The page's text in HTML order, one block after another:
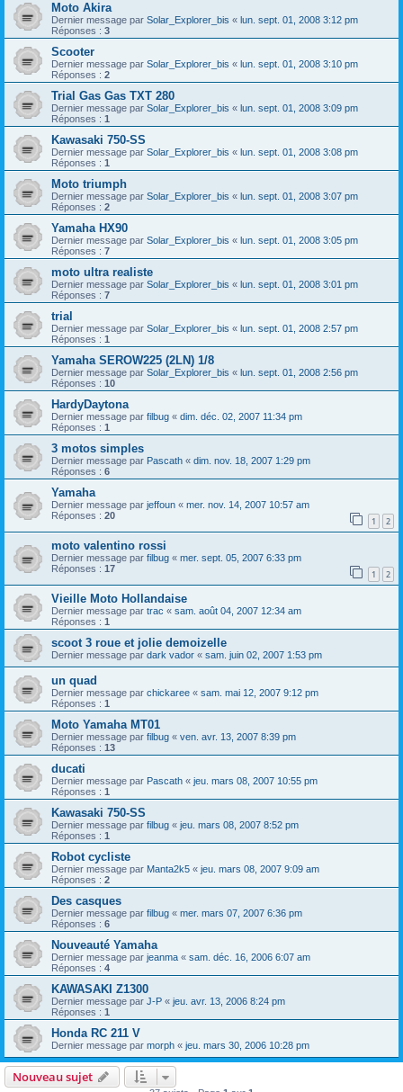
Moto Akira
Dernier message par Solar_Explorer_bis « lun. sept. 01, 2008 3:12 pm
Réponses : 3
Scooter
Dernier message par Solar_Explorer_bis « lun. sept. 01, 2008 3:10 pm
Réponses : 2
Trial Gas Gas TXT 280
Dernier message par Solar_Explorer_bis « lun. sept. 01, 2008 3:09 pm
Réponses : 1
Kawasaki 750-SS
Dernier message par Solar_Explorer_bis « lun. sept. 01, 2008 3:08 pm
Réponses : 1
Moto triumph
Dernier message par Solar_Explorer_bis « lun. sept. 01, 2008 3:07 pm
Réponses : 2
Yamaha HX90
Dernier message par Solar_Explorer_bis « lun. sept. 01, 2008 3:05 pm
Réponses : 7
moto ultra realiste
Dernier message par Solar_Explorer_bis « lun. sept. 01, 2008 3:01 pm
Réponses : 7
trial
Dernier message par Solar_Explorer_bis « lun. sept. 01, 2008 2:57 pm
Réponses : 1
Yamaha SEROW225 (2LN) 1/8
Dernier message par Solar_Explorer_bis « lun. sept. 01, 2008 2:56 pm
Réponses : 10
HardyDaytona
Dernier message par filbug « dim. déc. 02, 2007 11:34 pm
Réponses : 1
3 motos simples
Dernier message par Pascath « dim. nov. 18, 2007 1:29 pm
Réponses : 6
Yamaha
Dernier message par jeffoun « mer. nov. 14, 2007 10:57 am
Réponses : 20 1 2
moto valentino rossi
Dernier message par filbug « mer. sept. 05, 2007 6:33 pm
Réponses : 17 1 2
Vieille Moto Hollandaise
Dernier message par trac « sam. août 04, 2007 12:34 am
Réponses : 1
scoot 3 roue et jolie demoizelle
Dernier message par dark vador « sam. juin 02, 2007 1:53 pm
un quad
Dernier message par chickaree « sam. mai 12, 2007 9:12 pm
Réponses : 1
Moto Yamaha MT01
Dernier message par filbug « ven. avr. 13, 2007 8:39 pm
Réponses : 13
ducati
Dernier message par Pascath « jeu. mars 08, 2007 10:55 pm
Réponses : 1
Kawasaki 750-SS
Dernier message par filbug « jeu. mars 08, 2007 8:52 pm
Réponses : 1
Robot cycliste
Dernier message par Manta2k5 « jeu. mars 08, 2007 9:09 am
Réponses : 2
Des casques
Dernier message par filbug « mer. mars 07, 2007 6:36 pm
Réponses : 6
Nouveauté Yamaha
Dernier message par jeanma « sam. déc. 16, 2006 6:07 am
Réponses : 4
KAWASAKI Z1300
Dernier message par J-P « jeu. avr. 13, 2006 8:24 pm
Réponses : 1
Honda RC 211 V
Dernier message par morph « jeu. mars 30, 2006 10:28 pm
Nouveau sujet